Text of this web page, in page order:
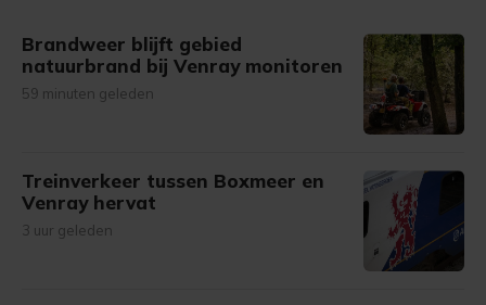
Brandweer blijft gebied
natuurbrand bij Venray monitoren
59 minuten geleden
Treinverkeer tussen Boxmeer en
Venray hervat
3 uur geleden